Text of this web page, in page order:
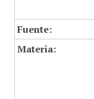
Fuente:
Materia: